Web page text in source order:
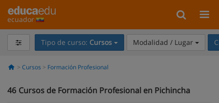
ecuador
Tipo de curso: Cursos Modalidad / Lugar
Cursos Formación Profesional
46 Cursos de Formación Profesional en Pichincha